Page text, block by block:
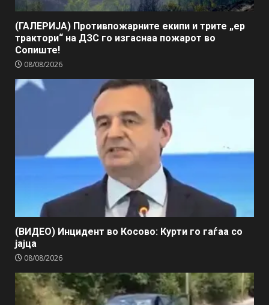
(ГАЛЕРИЈА) Противпожарните екипи и трите „ер
трактори“ на ДЗС го изгаснаа пожарот во
Сопиште!
08/08/2026
(ВИДЕО) Инцидент во Косово: Курти го гаѓаа со
јајца
08/08/2026